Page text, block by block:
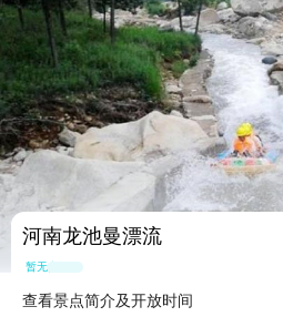
河南龙池曼漂流
暂无点评
查看景点简介及开放时间
